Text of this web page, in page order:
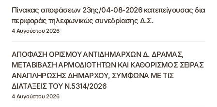
Πίνακας αποφάσεων 23ης/04-08-2026 κατεπείγουσας δια
περιφοράς τηλεφωνικώς συνεδρίασης Δ.Σ.
4 Αυγούστου 2026
ΑΠΟΦΑΣΗ ΟΡΙΣΜΟΥ ΑΝΤΙΔΗΜΑΡΧΩΝ Δ. ΔΡΑΜΑΣ,
ΜΕΤΑΒΙΒΑΣΗ ΑΡΜΟΔΙΟΤΗΤΩΝ ΚΑΙ ΚΑΘΟΡΙΣΜΟΣ ΣΕΙΡΑΣ
ΑΝΑΠΛΗΡΩΣΗΣ ΔΗΜΑΡΧΟΥ, ΣΥΜΦΩΝΑ ΜΕ ΤΙΣ
ΔΙΑΤΑΞΕΙΣ ΤΟΥ Ν.5314/2026
4 Αυγούστου 2026